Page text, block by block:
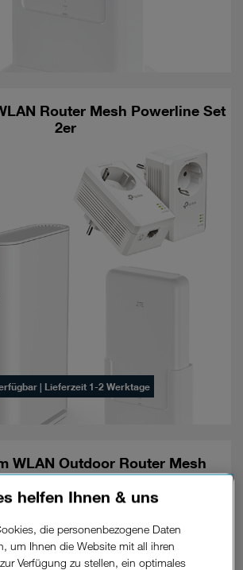
Router Mesh Powerline Set
2er
| Lieferzeit 1-2 Werktage
WLAN Outdoor Router Mesh
Powerline Set 2er
helfen Ihnen & uns
die personenbezogene Daten
um Ihnen die Website mit all ihren
Verfügung zu stellen, ein optimales